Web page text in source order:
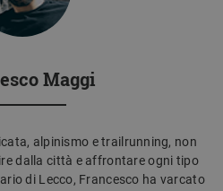
Maggi
alpinismo e trailrunning, non
dalla città e affrontare ogni tipo
di Lecco, Francesco ha varcato